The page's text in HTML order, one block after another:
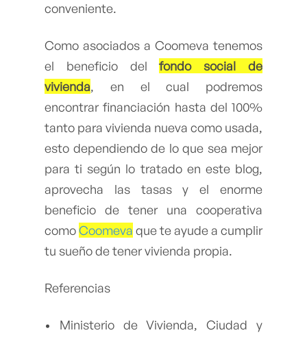
conveniente.
Como asociados a Coomeva tenemos
el beneficio delfondo social de
vivienda, en el cual podremos
encontrar financiación hasta del 100%
tanto para vivienda nueva como usada,
esto dependiendo de lo que sea mejor
para ti según lo tratado en este blog,
aprovecha las tasas y el enorme
beneficio de tener una cooperativa
comoCoomeva que te ayude a cumplir
tu sueño de tener vivienda propia.
Referencias
• Ministerio de Vivienda, Ciudad y